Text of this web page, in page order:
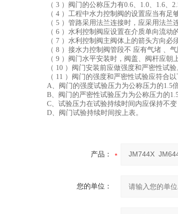
（ 3 ）阀门的公称压力有0.6、1.0、1.6
（ 4 ）工程中水力控制阀的设置应当有
（ 5 ）管路采用法兰连接时，应采用法
（ 6 ）水利控制阀应设置在介质单向流动
（ 7 ）水利控制阀主阀体上的箭头方向必
（ 8 ）接水力控制阀管段不 应有气堵 、
（ 9 ）阀门水平安装时，阀盖、阀杆应朝
（ 10 ）阀门安装前应做强度和严密性试验
（ 11 ）阀门的强度和严密性试验应符合以
A、阀门的强度试验压力为公称压力的1.5倍
B、阀门的严密性试验压力为公称压力的1.5
C、试验压力在试验持续时间内应保持不
D、阀门试验持续时间按上表。
产品：
您的单位：